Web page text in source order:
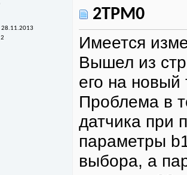
28.11.2013
2
2ТРМ0
Имеется
Вышел из
его на новый
Проблема в
датчика при
параметры
выбора, а